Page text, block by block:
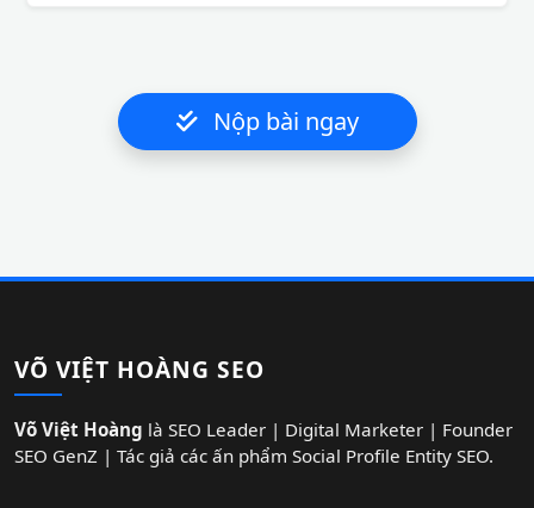
Nộp bài ngay
VÕ VIỆT HOÀNG SEO
Võ Việt Hoàng là SEO Leader | Digital Marketer | Founder
SEO GenZ | Tác giả các ấn phẩm Social Profile Entity SEO.